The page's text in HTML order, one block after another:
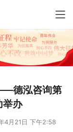
德泓咨询第
举办
4月21日 下午2:58